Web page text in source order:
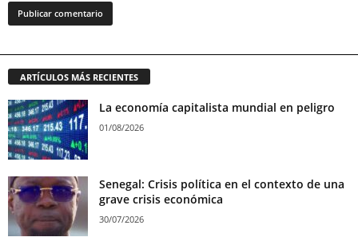
ARTÍCULOS MÁS RECIENTES
La economía capitalista mundial en peligro
01/08/2026
Senegal: Crisis política en el contexto de una
grave crisis económica
30/07/2026